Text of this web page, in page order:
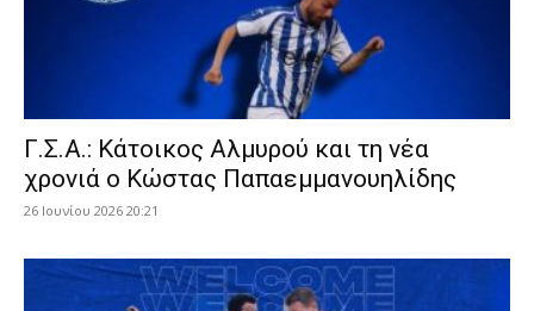
Γ.Σ.Α.: Κάτοικος Αλμυρού και τη νέα
χρονιά ο Κώστας Παπαεμμανουηλίδης
26 Ιουνίου 2026 20:21